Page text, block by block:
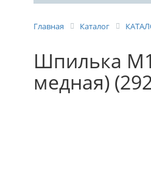
Главная Каталог
Шпилька
медная)